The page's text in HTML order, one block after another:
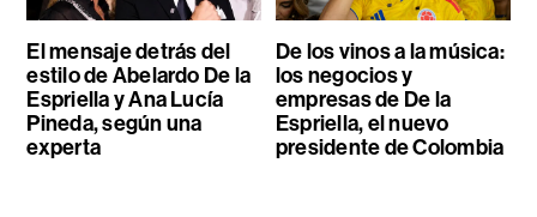
El mensaje detrás del
estilo de Abelardo De la
Espriella y Ana Lucía
Pineda, según una
experta
De los vinos a la música:
los negocios y
empresas de De la
Espriella, el nuevo
presidente de Colombia